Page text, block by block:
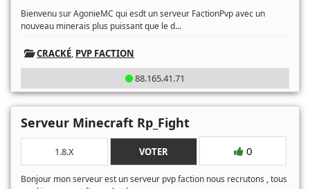
Bienvenu sur AgonieMC qui esdt un serveur FactionPvp avec un
nouveau minerais plus puissant que le d...
CRACKÉ, PVP FACTION
88.165.41.71
Serveur Minecraft Rp_Fight
1.8.X VOTER 0
Bonjour mon serveur est un serveur pvp faction nous recrutons , tous